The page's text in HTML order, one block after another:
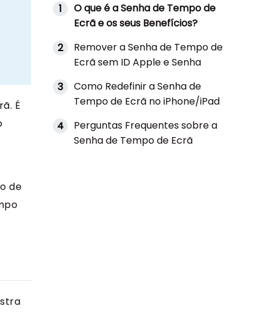
É
de
1
O que é a Senha de Tempo de
Ecrã e os seus Benefícios?
2
Remover a Senha de Tempo de
Ecrã sem ID Apple e Senha
3
Como Redefinir a Senha de
Tempo de Ecrã no iPhone/iPad
4
Perguntas Frequentes sobre a
Senha de Tempo de Ecrã